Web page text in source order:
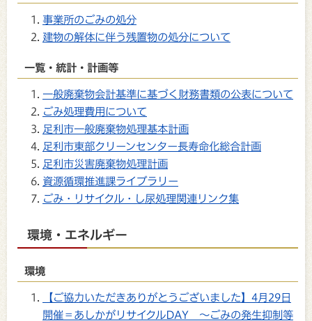
事業所のごみの処分
建物の解体に伴う残置物の処分について
一覧・統計・計画等
一般廃棄物会計基準に基づく財務書類の公表について
ごみ処理費用について
足利市一般廃棄物処理基本計画
足利市東部クリーンセンター長寿命化総合計画
足利市災害廃棄物処理計画
資源循環推進課ライブラリー
ごみ・リサイクル・し尿処理関連リンク集
環境・エネルギー
環境
【ご協力いただきありがとうございました】4月29日
開催＝あしかがリサイクルDAY ～ごみの発生抑制等